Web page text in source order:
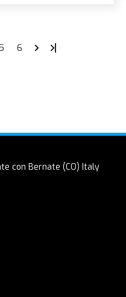
6
con Bernate (CO) Italy